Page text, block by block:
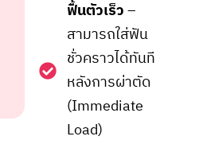
ฟื้นตัวเร็ว–
สามารถใส่ฟัน
ชั่วคราวได้ทันที
หลังการผ่าตัด
(Immediate
Load)